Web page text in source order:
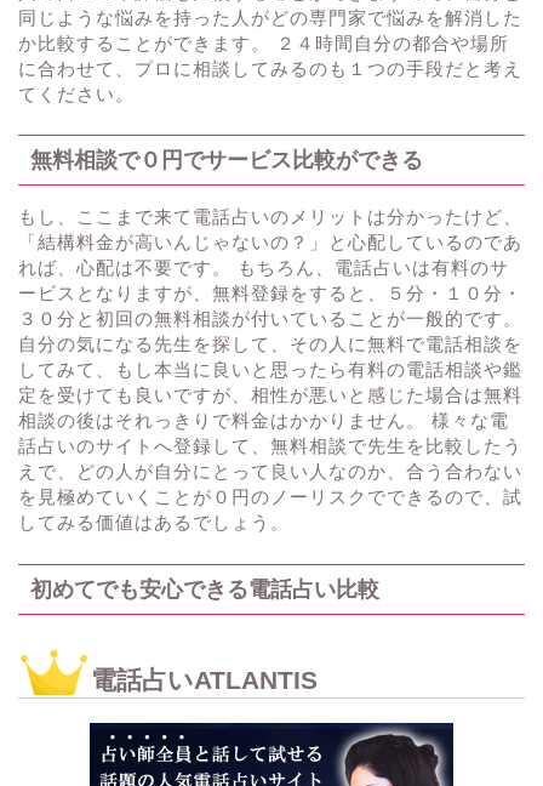
同じような悩みを持った人がどの専門家で悩みを解消した
か比較することができます。 ２４時間自分の都合や場所
に合わせて、プロに相談してみるのも１つの手段だと考え
てください。
無料相談で０円でサービス比較ができる
もし、ここまで来て電話占いのメリットは分かったけど、
「結構料金が高いんじゃないの？」と心配しているのであ
れば、心配は不要です。 もちろん、電話占いは有料のサ
ービスとなりますが、無料登録をすると、５分・１０分・
３０分と初回の無料相談が付いていることが一般的です。
自分の気になる先生を探して、その人に無料で電話相談を
してみて、もし本当に良いと思ったら有料の電話相談や鑑
定を受けても良いですが、相性が悪いと感じた場合は無料
相談の後はそれっきりで料金はかかりません。 様々な電
話占いのサイトへ登録して、無料相談で先生を比較したう
えで、どの人が自分にとって良い人なのか、合う合わない
を見極めていくことが０円のノーリスクでできるので、試
してみる価値はあるでしょう。
初めてでも安心できる電話占い比較
電話占いATLANTIS